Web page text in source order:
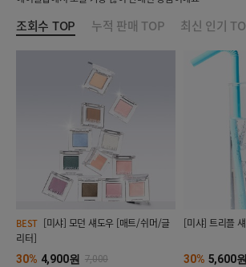
조회수 TOP 누적 판매 TOP 최신 인기
BEST
리터]
30% 4,900원 7,000
[미샤] 트리플
30% 5,600원